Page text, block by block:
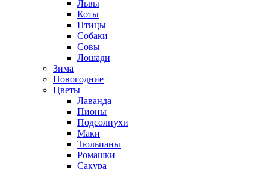
Львы
Коты
Птицы
Собаки
Совы
Лошади
Зима
Новогодние
Цветы
Лаванда
Пионы
Подсолнухи
Маки
Тюльпаны
Ромашки
Сакура